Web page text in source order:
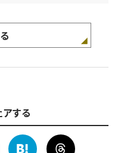
する